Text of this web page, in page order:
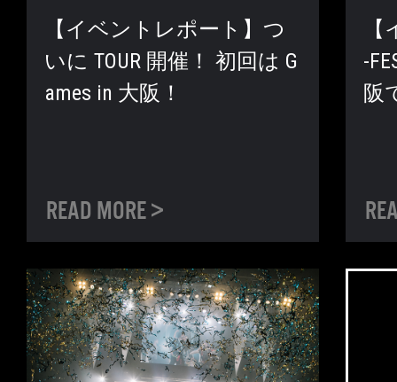
【イベントレポート】つ
いに TOUR 開催！ 初回は G
ames in 大阪！
-
阪